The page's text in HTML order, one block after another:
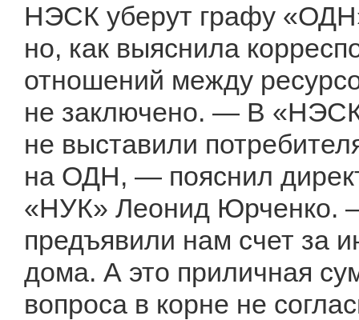
НЭСК уберут графу
но, как выяснила
отношений между
не заключено. — В
не выставили
на ОДН, — пояснил
«НУК» Леонид Юрченко.
предъявили нам счет за
дома. А это приличная
вопроса в корне не